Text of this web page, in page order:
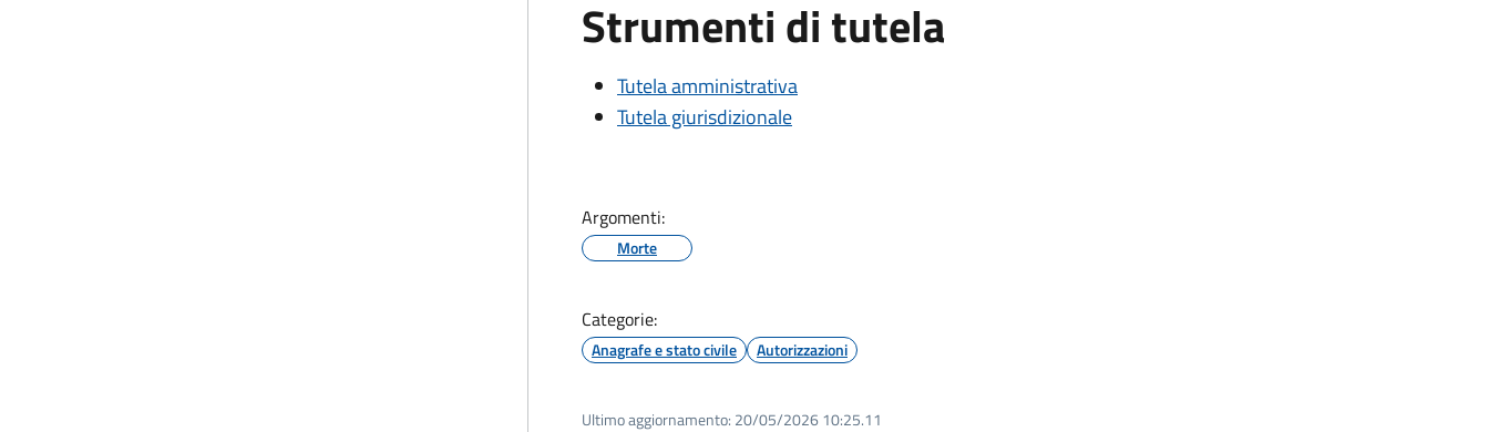
Strumenti di tutela
Tutela amministrativa
Tutela giurisdizionale
Argomenti:
Morte
Categorie:
Anagrafe e stato civile Autorizzazioni
Ultimo aggiornamento: 20/05/2026 10:25.11